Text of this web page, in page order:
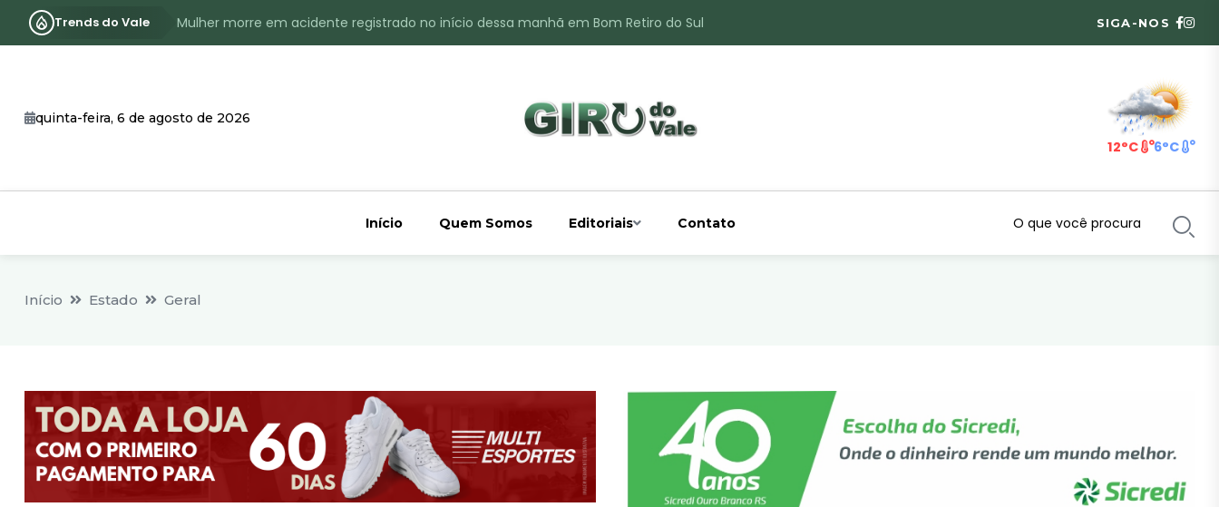
Trends do Vale
Mulher morre em acidente registrado no início dessa manhã em Bom Retiro do Sul
Identificado o jovem assassinado no interior de Bom Retiro do Sul
SIGA-NOS
quinta-feira, 6 de agosto de 2026
12°C 6°C
Início Quem Somos Editoriais Contato
Início Estado Geral